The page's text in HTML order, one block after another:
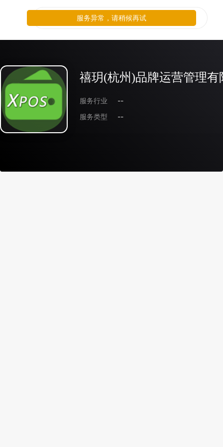
禧玥(杭州)品牌运营管理有
服务行业
--
服务类型
--
服务异常，请稍候再试